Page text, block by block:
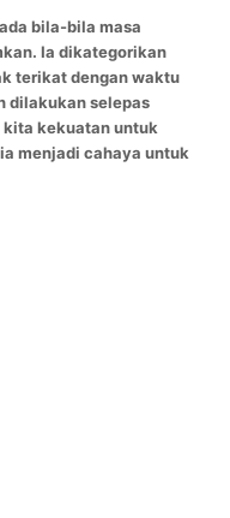
bila-bila masa
Ia dikategorikan
terikat dengan waktu
dilakukan selepas
kita kekuatan untuk
menjadi cahaya untuk